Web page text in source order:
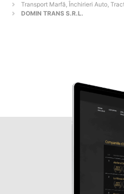
Transport Marfă, Închirieri Auto,
DOMIN TRANS S.R.L.